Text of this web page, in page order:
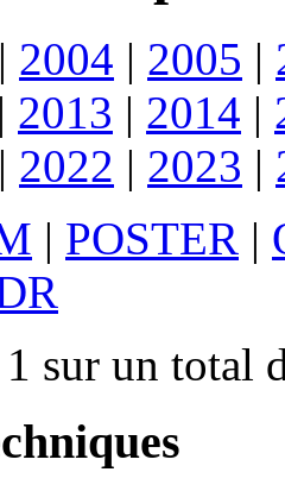
| 2004 | 2005 |
| 2013 | 2014 |
| 2022 | 2023 |
| POSTER |
sur un total